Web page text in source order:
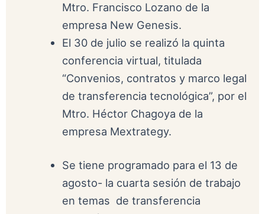
Mtro. Francisco Lozano de la
empresa New Genesis.
El 30 de julio se realizó la quinta
conferencia virtual, titulada
“Convenios, contratos y marco legal
de transferencia tecnológica”, por el
Mtro. Héctor Chagoya de la
empresa Mextrategy.
Se tiene programado para el 13 de
agosto- la cuarta sesión de trabajo
en temas de transferencia